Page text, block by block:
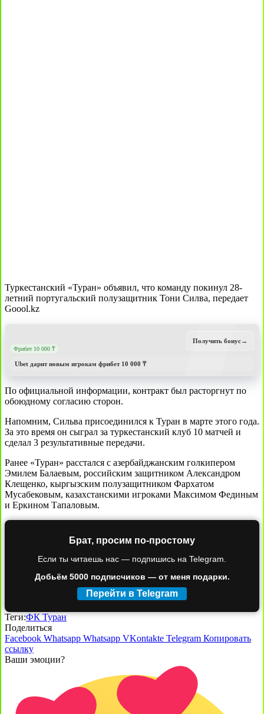
Туркестанский «Туран» объявил, что команду покинул 28-
летний португальский полузащитник Тони Силва, передает
Goool.kz
Фрибет 10 000 ₸
Ubet дарит новым игрокам фрибет 10 000 ₸
Получить бонус→
По официальной информации, контракт был расторгнут по
обоюдному согласию сторон.
Напомним, Сильва присоединился к Туран в марте этого года.
За это время он сыграл за туркестанский клуб 10 матчей и
сделал 3 результативные передачи.
Ранее «Туран» расстался с азербайджанским голкипером
Эмилем Балаевым, российским защитником Александром
Клещенко, кыргызским полузащитником Фархатом
Мусабековым, казахстанскими игроками Максимом Фединым
и Еркином Тапаловым.
Брат, просим по-простому
Если ты читаешь нас — подпишись на Telegram.
Добьём 5000 подписчиков — от меня подарки.
Перейти в Telegram
Теги:ФК Туран
Поделиться
Facebook Whatsapp Whatsapp VKontakte Telegram Копировать
ссылку
Ваши эмоции?